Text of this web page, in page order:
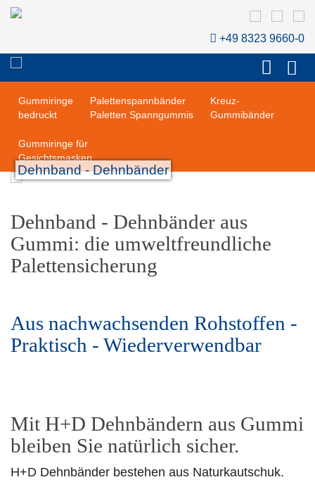
+49 8323 9660-0
Gummiringe Natur-
Gummiringe
H+D LatexFree
Gummiringe
bedruckt
Palettenspannbänder
Paletten Spanngummis
Kreuz-
Gummibänder
Gummiringe für
Gesichtsmasken
Dehnband - Dehnbänder
Dehnband - Dehnbänder aus
Gummi: die umweltfreundliche
Palettensicherung
Aus nachwachsenden Rohstoffen -
Praktisch - Wiederverwendbar
Mit H+D Dehnbändern aus Gummi
bleiben Sie natürlich sicher.
H+D Dehnbänder bestehen aus Naturkautschuk.